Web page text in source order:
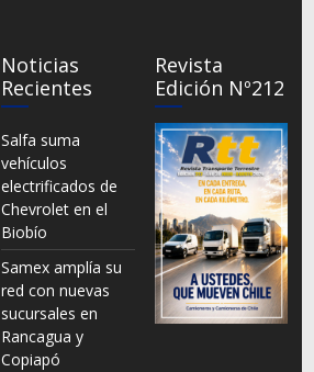
Noticias
Recientes
Salfa suma
vehículos
electrificados de
Chevrolet en el
Biobío
Samex amplía su
red con nuevas
sucursales en
Rancagua y
Copiapó
Revista
Edición Nº212